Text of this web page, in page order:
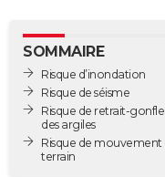
GUIDES D'ACHAT
BONS PLANS
CARTE DE VOEUX
Carte de Noël
Carte Bonne année
Carte Saint-Valentin
Carte Pâques
Carte d'anniversaire
SOMMAIRE
Risque d’inondation
Risque de séisme
Risque de retrait-
des argiles
Risque de mouvement
terrain